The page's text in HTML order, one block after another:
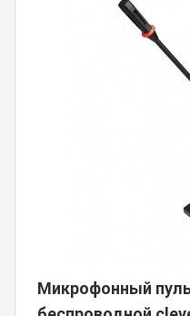
Микрофонный